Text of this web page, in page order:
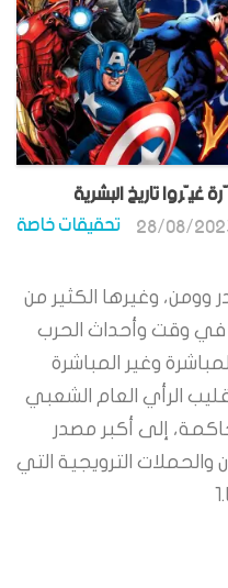
تاريخ البشرية
تحقيقات خاصة 28/08/
وومن، وغيرها الكثير من
في وقت وأحداث الحرب
وغير المباشرة
الرأي العام الشعبي
إلى أكبر مصدر
والحملات الترويجية التي